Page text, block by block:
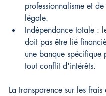
professionnalisme et
légale.
Indépendance totale :
doit pas être lié
une banque spécifique
tout conflit d'intérêts.
La transparence sur les frais